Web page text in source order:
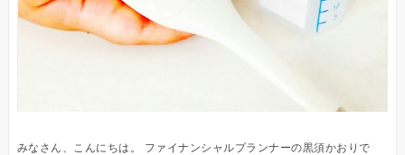
みなさん、こんにちは。 ファイナンシャルプランナーの黒須かおりで